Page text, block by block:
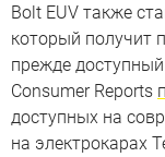
Bolt EUV также
который получит
прежде
Consumer Reports
доступных на
на электрокарах